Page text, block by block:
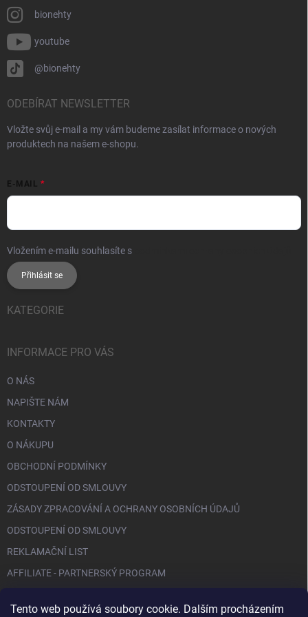
Tento web používá soubory cookie. Dalším procházením
bionehty
youtube
@bionehty
ODEBÍRAT NEWSLETTER
Vložte svůj e-mail a my vám budeme zasílat informace o nových
produktech na našem e-shopu.
E-MAIL
Vložením e-mailu souhlasíte s
Přihlásit se
KATEGORIE
INFORMACE PRO VÁS
O NÁS
NAPIŠTE NÁM
KONTAKTY
O NÁKUPU
OBCHODNÍ PODMÍNKY
ODSTOUPENÍ OD SMLOUVY
ZÁSADY ZPRACOVÁNÍ A OCHRANY OSOBNÍCH ÚDAJŮ
ODSTOUPENÍ OD SMLOUVY
REKLAMAČNÍ LIST
AFFILIATE - PARTNERSKÝ PROGRAM
FACEBOOK